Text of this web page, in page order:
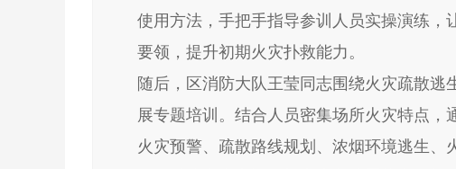
使用方法，手把手指导参训人员实操演练，
要领，提升初期火灾扑救能力。
随后，区消防大队王莹同志围绕火灾疏散
展专题培训。结合人员密集场所火灾特点
火灾预警、疏散路线规划、浓烟环境逃生、